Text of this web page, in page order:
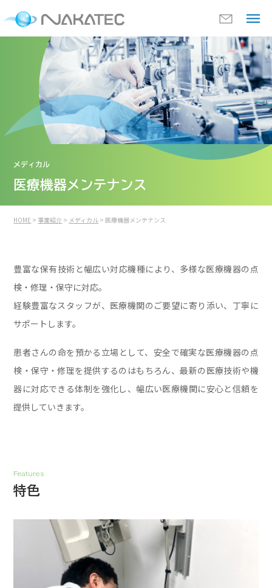
メディカル
医療機器メンテナンス
HOME > 事業紹介 > メディカル > 医療機器メンテナンス
豊富な保有技術と幅広い対応機種により、多様な医療機器の点
検・修理・保守に対応。
経験豊富なスタッフが、医療機関のご要望に寄り添い、丁寧に
サポートします。
患者さんの命を預かる立場として、安全で確実な医療機器の点
検・保守・修理を提供するのはもちろん、最新の医療技術や機
器に対応できる体制を強化し、幅広い医療機関に安心と信頼を
提供していきます。
Features
特色